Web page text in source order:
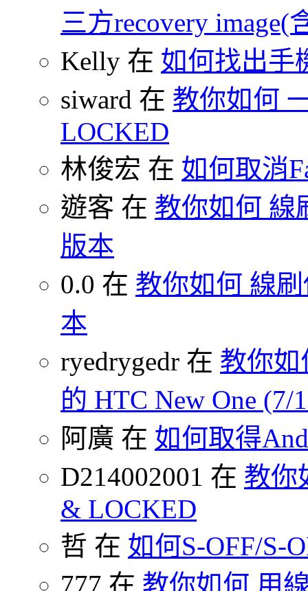
三方recovery image(
Kelly 在 如何找出手
siward 在 教你如何
LOCKED
林俊宏 在 如何取消
遊客 在 教你如何 線
版本
0.0 在 教你如何 線
本
ryedrygedr 在 教你如
的 HTC New One (7/
阿廣 在 如何取得
D214002001 在 教你
& LOCKED
哲 在 如何S-OFF/S-
777 在 教你如何 用